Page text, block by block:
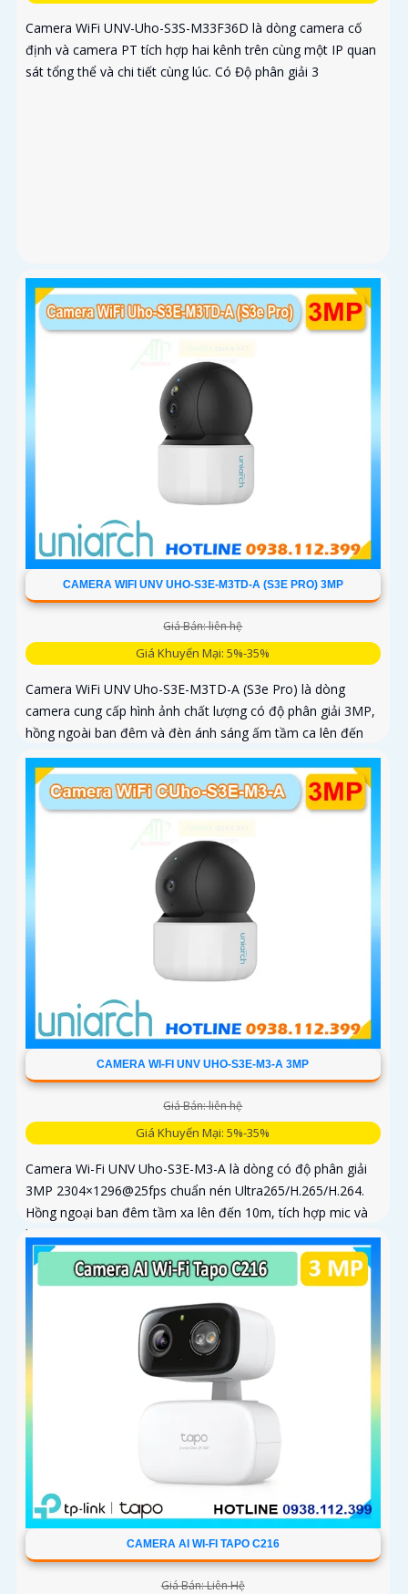
Camera WiFi UNV-Uho-S3S-M33F36D là dòng camera cố
định và camera PT tích hợp hai kênh trên cùng một IP quan
sát tổng thể và chi tiết cùng lúc. Có Độ phân giải 3
CAMERA WIFI UNV UHO-S3E-M3TD-A (S3E PRO) 3MP
Giá Bán: liên hệ
Giá Khuyến Mại: 5%-35%
Camera WiFi UNV Uho-S3E-M3TD-A (S3e Pro) là dòng
camera cung cấp hình ảnh chất lượng có độ phân giải 3MP,
hồng ngoài ban đêm và đèn ánh sáng ấm tầm ca lên đến
10m
CAMERA WI-FI UNV UHO-S3E-M3-A 3MP
Giá Bán: liên hệ
Giá Khuyến Mại: 5%-35%
Camera Wi-Fi UNV Uho-S3E-M3-A là dòng có độ phân giải
3MP 2304×1296@25fps chuẩn nén Ultra265/H.265/H.264.
Hồng ngoại ban đêm tầm xa lên đến 10m, tích hợp mic và
loa trong phạm vi 3m
CAMERA AI WI-FI TAPO C216
Giá Bán: Liên Hệ